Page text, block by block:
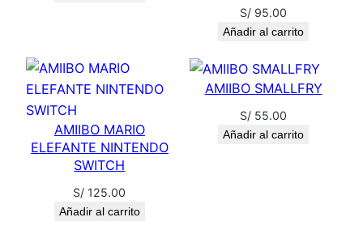
n
t
i
a
S/ 95.00
Añadir al carrito
AMIIBO MARIO
ELEFANTE NINTENDO
SWITCH
S/ 125.00
Añadir al carrito
AMIIBO SMALLFRY
S/ 55.00
Añadir al carrito